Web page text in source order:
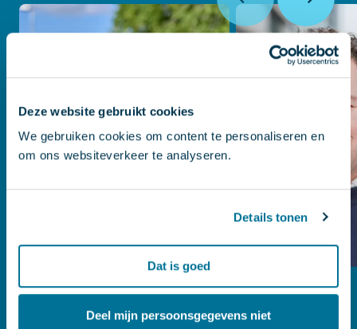
Deze website gebruikt cookies
We gebruiken cookies om content te personaliseren en
om ons websiteverkeer te analyseren.
Details tonen
Dat is goed
Deel mijn persoonsgegevens niet